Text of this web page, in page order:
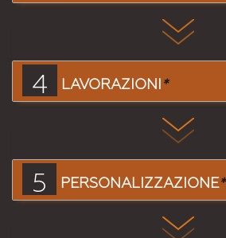
4 LAVORAZIONI*
5 PERSONALIZZAZIONE*